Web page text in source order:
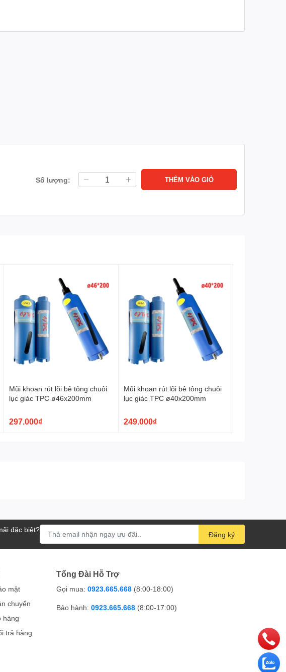
Số lượng: THÊM VÀO GIỎ
Mũi khoan rút lõi bê tông chuôi
lục giác TPC ø46x200mm
297.000₫
Mũi khoan rút lõi bê tông chuôi
lục giác TPC ø40x200mm
249.000₫
đặc biệt?
Đăng ký
mật
chuyển
hàng
trả hàng
Tổng Đài Hỗ Trợ
Gọi mua: 0923.665.668 (8:00-18:00)
Bảo hành: 0923.665.668 (8:00-17:00)